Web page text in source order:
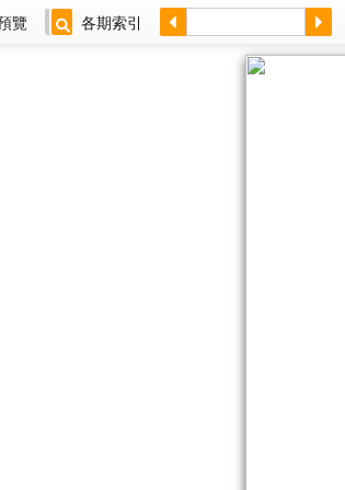
覽 各期索引